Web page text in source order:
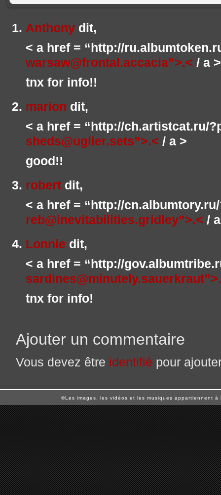
Anthony dit,
< a href = “http://
warsaw@frontal.accacia”>.< / a >
tnx for info!!
marion dit,
< a href = “http://ch.artistcat.ru/
sheds@uglier.sets”>.< / a >
good!!
robert dit,
< a href = “http://
reb@inevitabilities.gridley”>.< /
Lonnie dit,
< a href = “http://
tnx for info!
Ajouter un commentaire
Vous devez être identifié pour
©Les images, les vidéos et les musiques appartiennent